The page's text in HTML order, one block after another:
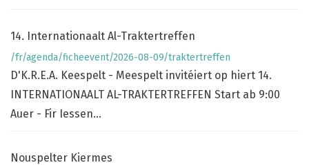
14. Internationaalt Al-Traktertreffen
/fr/agenda/ficheevent/2026-08-09/traktertreffen
D'K.R.E.A. Keespelt - Meespelt invitéiert op hiert 14.
INTERNATIONAALT AL-TRAKTERTREFFEN Start ab 9:00
Auer - Fir Iessen...
Nouspelter Kiermes